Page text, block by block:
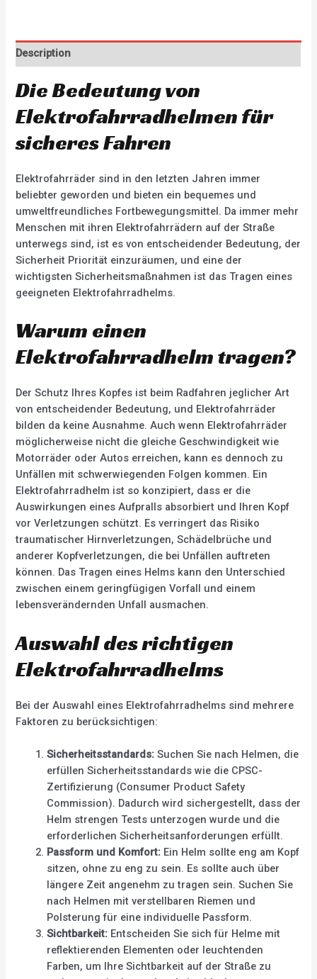
Description
Die Bedeutung von
Elektrofahrradhelmen für
sicheres Fahren
Elektrofahrräder sind in den letzten Jahren immer
beliebter geworden und bieten ein bequemes und
umweltfreundliches Fortbewegungsmittel. Da immer mehr
Menschen mit ihren Elektrofahrrädern auf der Straße
unterwegs sind, ist es von entscheidender Bedeutung, der
Sicherheit Priorität einzuräumen, und eine der
wichtigsten Sicherheitsmaßnahmen ist das Tragen eines
geeigneten Elektrofahrradhelms.
Warum einen
Elektrofahrradhelm tragen?
Der Schutz Ihres Kopfes ist beim Radfahren jeglicher Art
von entscheidender Bedeutung, und Elektrofahrräder
bilden da keine Ausnahme. Auch wenn Elektrofahrräder
möglicherweise nicht die gleiche Geschwindigkeit wie
Motorräder oder Autos erreichen, kann es dennoch zu
Unfällen mit schwerwiegenden Folgen kommen. Ein
Elektrofahrradhelm ist so konzipiert, dass er die
Auswirkungen eines Aufpralls absorbiert und Ihren Kopf
vor Verletzungen schützt. Es verringert das Risiko
traumatischer Hirnverletzungen, Schädelbrüche und
anderer Kopfverletzungen, die bei Unfällen auftreten
können. Das Tragen eines Helms kann den Unterschied
zwischen einem geringfügigen Vorfall und einem
lebensverändernden Unfall ausmachen.
Auswahl des richtigen
Elektrofahrradhelms
Bei der Auswahl eines Elektrofahrradhelms sind mehrere
Faktoren zu berücksichtigen:
Sicherheitsstandards: Suchen Sie nach Helmen, die
erfüllen Sicherheitsstandards wie die CPSC-
Zertifizierung (Consumer Product Safety
Commission). Dadurch wird sichergestellt, dass der
Helm strengen Tests unterzogen wurde und die
erforderlichen Sicherheitsanforderungen erfüllt.
Passform und Komfort: Ein Helm sollte eng am Kopf
sitzen, ohne zu eng zu sein. Es sollte auch über
längere Zeit angenehm zu tragen sein. Suchen Sie
nach Helmen mit verstellbaren Riemen und
Polsterung für eine individuelle Passform.
Sichtbarkeit: Entscheiden Sie sich für Helme mit
reflektierenden Elementen oder leuchtenden
Farben, um Ihre Sichtbarkeit auf der Straße zu